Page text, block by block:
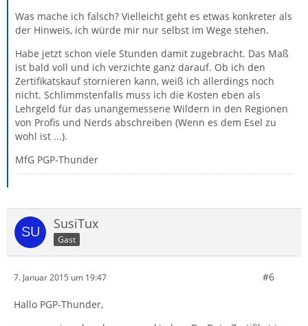
Was mache ich falsch? Vielleicht geht es etwas konkreter als
der Hinweis, ich würde mir nur selbst im Wege stehen.
Habe jetzt schon viele Stunden damit zugebracht. Das Maß
ist bald voll und ich verzichte ganz darauf. Ob ich den
Zertifikatskauf stornieren kann, weiß ich allerdings noch
nicht. Schlimmstenfalls muss ich die Kosten eben als
Lehrgeld für das unangemessene Wildern in den Regionen
von Profis und Nerds abschreiben (Wenn es dem Esel zu
wohl ist ...).
MfG PGP-Thunder
SusiTux
Gast
7. Januar 2015 um 19:47 #6
Hallo PGP-Thunder,